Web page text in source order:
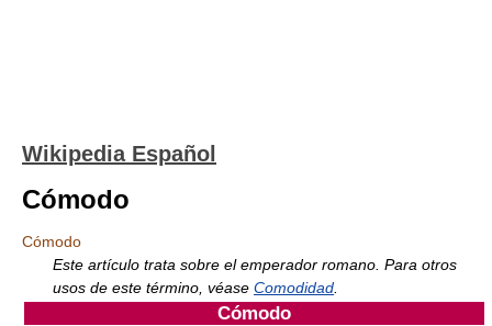
Wikipedia Español
Cómodo
Cómodo
Este artículo trata sobre el emperador romano. Para otros
usos de este término, véase Comodidad
Cómodo